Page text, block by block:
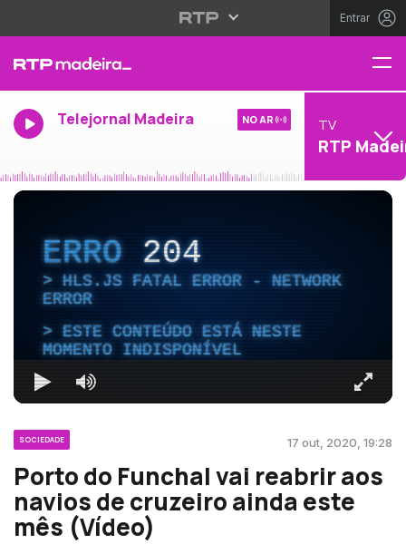
Entrar
Telejornal Madeira NO AR TV
RTP
ERRO204
HLS.JS FATAL ERROR - NETWORK
ERROR
ESTE CONTEÚDO ESTÁ NESTE
MOMENTO INDISPONÍVEL
SOCIEDADE 17 out, 2020, 19:28
Porto do Funchal vai reabrir aos
navios de cruzeiro ainda este
mês (Vídeo)